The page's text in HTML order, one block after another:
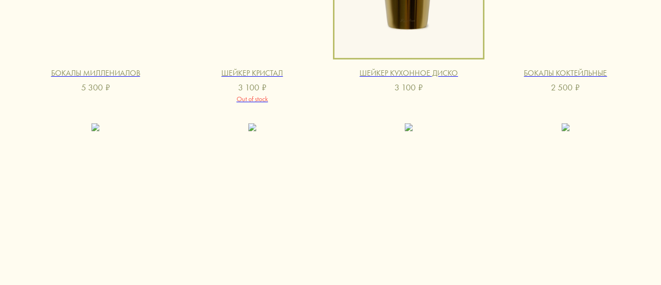
БОКАЛЫ МИЛЛЕНИАЛОВ
5 300 ₽
ШЕЙКЕР КРИСТАЛ
3 100 ₽
Out of stock
ШЕЙКЕР КУХОННОЕ ДИСКО
3 100 ₽
БОКАЛЫ КОКТЕЙЛЬНЫЕ
2 500 ₽